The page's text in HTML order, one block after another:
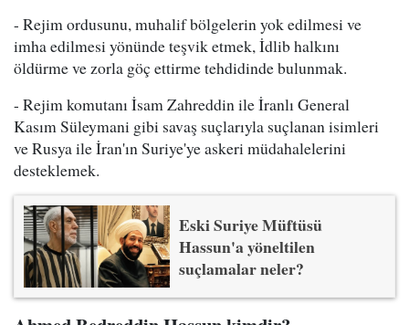
- Rejim ordusunu, muhalif bölgelerin yok edilmesi ve
imha edilmesi yönünde teşvik etmek, İdlib halkını
öldürme ve zorla göç ettirme tehdidinde bulunmak.
- Rejim komutanı İsam Zahreddin ile İranlı General
Kasım Süleymani gibi savaş suçlarıyla suçlanan isimleri
ve Rusya ile İran'ın Suriye'ye askeri müdahalelerini
desteklemek.
Eski Suriye Müftüsü
Hassun'a yöneltilen
suçlamalar neler?